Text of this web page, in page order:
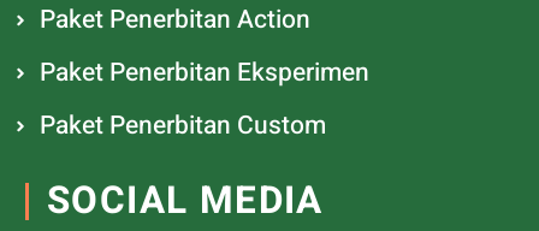
Paket Penerbitan Action
Paket Penerbitan Eksperimen
Paket Penerbitan Custom
SOCIAL MEDIA